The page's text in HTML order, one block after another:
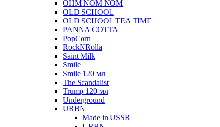
OHM NOM NOM
OLD SCHOOL
OLD SCHOOL TEA TIME
PANNA COTTA
PopCorn
RockNRolla
Saint Milk
Smile
Smile 120 мл
The Scandalist
Trump 120 мл
Underground
URBN
Made in USSR